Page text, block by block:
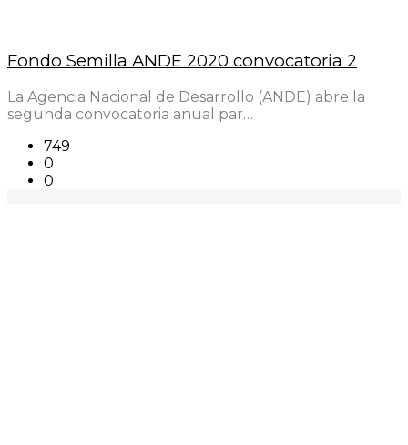
Fondo Semilla ANDE 2020 convocatoria 2
La Agencia Nacional de Desarrollo (ANDE) abre la
segunda convocatoria anual par…
749
0
0